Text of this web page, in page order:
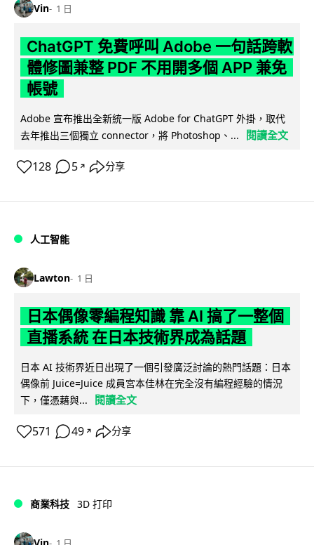
Vin 1 日
ChatGPT 免費呼叫 Adobe 一句話跨軟
體修圖兼整 PDF 不用開多個 APP 兼免
帳號
Adobe 宣布推出全新統一版 Adobe for ChatGPT 外掛，取代
去年推出三個獨立 connector，將 Photoshop、...
閱讀全文
128 5 ↗ 分享
人工智能
Lawton 1 日
日本偶像零編程知識 靠 AI 搞了一整個
直播系統 在日本技術界成為話題
日本 AI 技術界近日出現了一個引發廣泛討論的熱門話題：日本
偶像前 Juice=Juice 成員宮本佳林在完全沒有編程經驗的情況
下，僅憑藉與...
閱讀全文
571 49 ↗ 分享
商業科技 3D 打印